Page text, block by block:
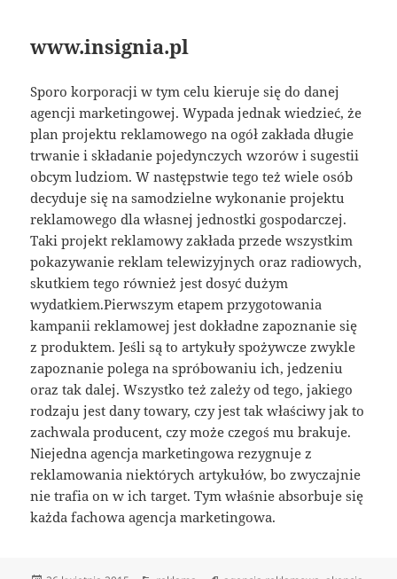
www.insignia.pl
Sporo korporacji w tym celu kieruje się do danej
agencji marketingowej. Wypada jednak wiedzieć, że
plan projektu reklamowego na ogół zakłada długie
trwanie i składanie pojedynczych wzorów i sugestii
obcym ludziom. W następstwie tego też wiele osób
decyduje się na samodzielne wykonanie projektu
reklamowego dla własnej jednostki gospodarczej.
Taki projekt reklamowy zakłada przede wszystkim
pokazywanie reklam telewizyjnych oraz radiowych,
skutkiem tego również jest dosyć dużym
wydatkiem.Pierwszym etapem przygotowania
kampanii reklamowej jest dokładne zapoznanie się
z produktem. Jeśli są to artykuły spożywcze zwykle
zapoznanie polega na spróbowaniu ich, jedzeniu
oraz tak dalej. Wszystko też zależy od tego, jakiego
rodzaju jest dany towary, czy jest tak właściwy jak to
zachwala producent, czy może czegoś mu brakuje.
Niejedna agencja marketingowa rezygnuje z
reklamowania niektórych artykułów, bo zwyczajnie
nie trafia on w ich target. Tym właśnie absorbuje się
każda fachowa agencja marketingowa.